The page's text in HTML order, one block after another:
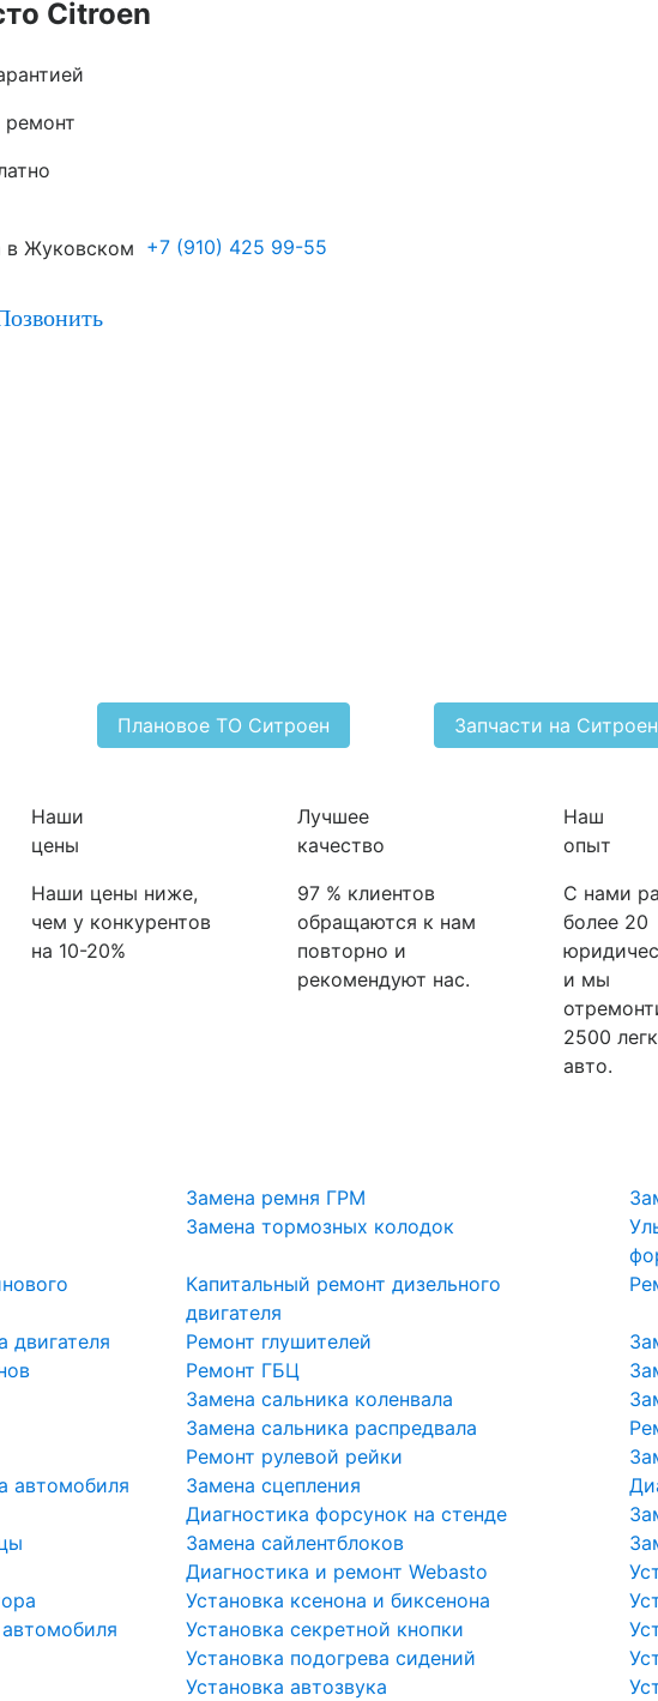
Citroen
+7 (910) 425 99-55
Плановое ТО Ситроен Запчасти на Ситроен
Наши
цены
Наши цены ниже,
чем у конкурентов
на 10-20%
Лучшее
качество
97 % клиентов
обращаются к нам
повторно и
рекомендуют нас.
Наш
опыт
С нами
более 20
и мы
2500
авто.
Замена ремня ГРМ
Замена тормозных колодок
Капитальный ремонт дизельного
двигателя
двигателя Ремонт глушителей
Ремонт ГБЦ
Замена сальника коленвала
Замена сальника распредвала
Ремонт рулевой рейки
автомобиля
Замена сцепления
Диагностика форсунок на стенде
Замена сайлентблоков
Диагностика и ремонт Webasto
Установка ксенона и биксенона
Установка секретной кнопки
Установка подогрева сидений
Установка автозвука